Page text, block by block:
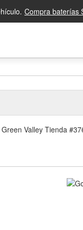
Compra baterías
Valley Tienda